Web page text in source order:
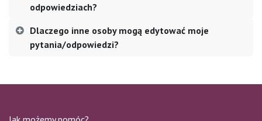
odpowiedziach?
Dlaczego inne osoby mogą edytować moje
pytania/odpowiedzi?